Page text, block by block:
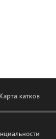
Карта катков